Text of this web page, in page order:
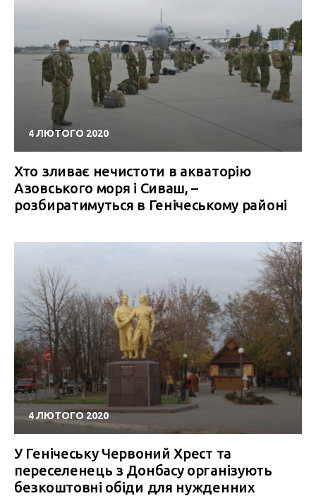
4 ЛЮТОГО 2020
Хто зливає нечистоти в акваторію
Азовського моря і Сиваш, –
розбиратимуться в Генічеському районі
4 ЛЮТОГО 2020
У Генічеську Червоний Хрест та
переселенець з Донбасу організують
безкоштовні обіди для нужденних